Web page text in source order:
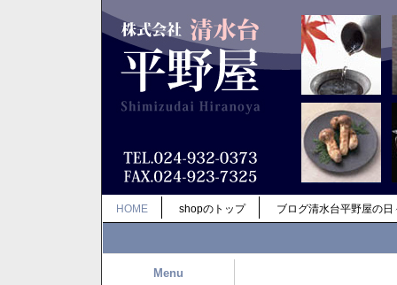
HOME shopのトップ ブログ清水台平野屋の日
Menu